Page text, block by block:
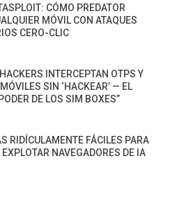
CÓMO PREDATOR
MÓVIL CON ATAQUES
CERO-CLIC
INTERCEPTAN OTPS Y
SIN ‘HACKEAR’ — EL
DE LOS SIM BOXES”
RIDÍCULAMENTE FÁCILES PARA
EXPLOTAR NAVEGADORES DE IA